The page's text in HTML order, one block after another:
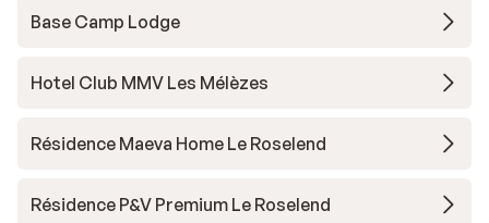
Base Camp Lodge
Hotel Club MMV Les Mélèzes
Résidence Maeva Home Le Roselend
Résidence P&V Premium Le Roselend